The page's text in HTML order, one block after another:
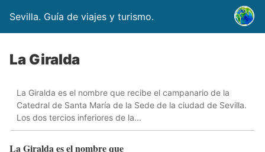
Sevilla. Guía de viajes y turismo.
La Giralda
La Giralda es el nombre que recibe el campanario de la
Catedral de Santa María de la Sede de la ciudad de Sevilla.
Los dos tercios inferiores de la...
La Giralda es el nombre que